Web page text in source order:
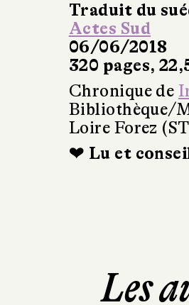
Traduit du
Actes Sud
06/06/2018
320 pages,
Chronique de
Bibliothèque/
Loire Forez
❤ Lu et
Les